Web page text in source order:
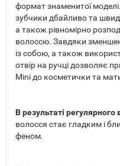
формат знаменитої
зубчики дбайливо та
а також рівномірно
волоссю. Завдяки
із собою, а також
отвір на ручці дозволяє
Mini до косметички та мати
В результаті
волосся стає гладким і
феном.